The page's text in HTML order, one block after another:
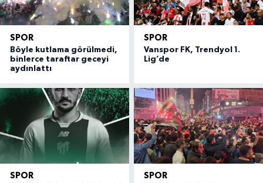
SPOR
Böyle kutlama görülmedi,
binlerce taraftar geceyi
aydınlattı
SPOR
Vanspor FK, Trendyol 1.
Lig’de
SPOR SPOR